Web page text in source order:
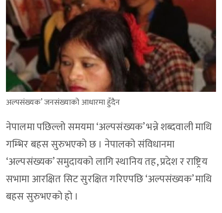
अल्पसंख्यक’ जनसंख्याको आधारमा हुँदैन
नेपालमा पछिल्लो समयमा ‘अल्पसंख्यक’ भन्ने शब्दवाली माथि
गम्भिर बहस सुरुभएको छ । नेपालको संविधानमा
‘अल्पसंख्यक’ समुदायको लागि स्थानिय तह, प्रदेश र राष्ट्रिय
सभामा आरक्षित सिट सुरक्षित गरिएपछि ‘अल्पसंख्यक’ माथि
बहस सुरुभएको हो ।